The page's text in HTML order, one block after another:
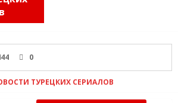
0
ТУРЕЦКИХ СЕРИАЛОВ